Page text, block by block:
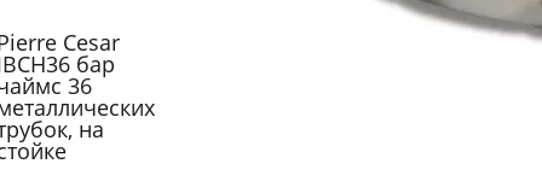
Cesar
бар
36
на